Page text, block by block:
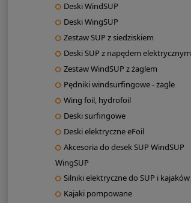
Deski WindSUP
Deski WingSUP
Zestaw SUP z siedziskiem
Deski SUP z napędem elektrycznym
Zestaw WindSUP z żaglem
Pędniki windsurfingowe - żagle
Wing foil, hydrofoil
Deski surfingowe
Deski elektryczne eFoil
Akcesoria do desek SUP WindSUP
WingSUP
Silniki elektryczne do SUP i kajaków
Kajaki pompowane